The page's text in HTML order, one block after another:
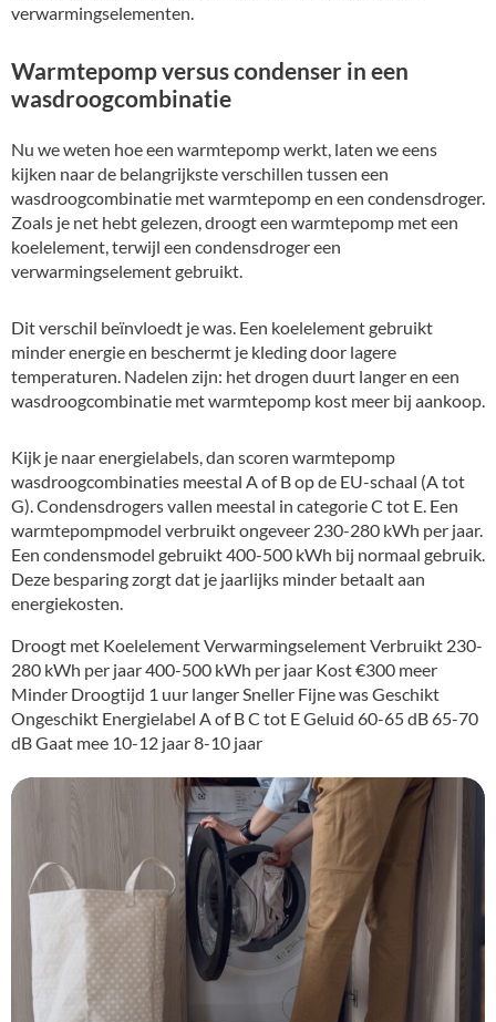
verwarmingselementen.
Warmtepomp versus condenser in een
wasdroogcombinatie
Nu we weten hoe een warmtepomp werkt, laten we eens
kijken naar de belangrijkste verschillen tussen een
wasdroogcombinatie met warmtepomp en een condensdroger.
Zoals je net hebt gelezen, droogt een warmtepomp met een
koelelement, terwijl een condensdroger een
verwarmingselement gebruikt.
Dit verschil beïnvloedt je was. Een koelelement gebruikt
minder energie en beschermt je kleding door lagere
temperaturen. Nadelen zijn: het drogen duurt langer en een
wasdroogcombinatie met warmtepomp kost meer bij aankoop.
Kijk je naar energielabels, dan scoren warmtepomp
wasdroogcombinaties meestal A of B op de EU-schaal (A tot
G). Condensdrogers vallen meestal in categorie C tot E. Een
warmtepompmodel verbruikt ongeveer 230-280 kWh per jaar.
Een condensmodel gebruikt 400-500 kWh bij normaal gebruik.
Deze besparing zorgt dat je jaarlijks minder betaalt aan
energiekosten.
Droogt met Koelelement Verwarmingselement Verbruikt 230-
280 kWh per jaar 400-500 kWh per jaar Kost €300 meer
Minder Droogtijd 1 uur langer Sneller Fijne was Geschikt
Ongeschikt Energielabel A of B C tot E Geluid 60-65 dB 65-70
dB Gaat mee 10-12 jaar 8-10 jaar